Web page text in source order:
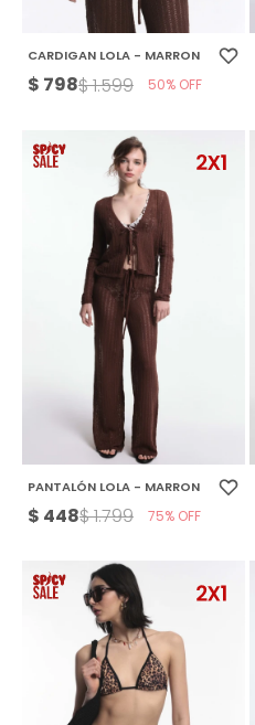
CARDIGAN LOLA - MARRON
$ 798$1.599 50
PANTALÓN LOLA - MARRON
$ 448$1.799 75